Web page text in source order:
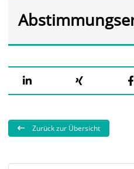
Zurück zur Übersicht